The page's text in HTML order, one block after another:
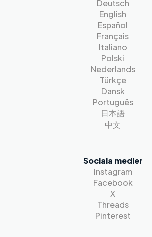
Deutsch
English
Español
Français
Italiano
Polski
Nederlands
Türkçe
Dansk
Português
日本語
中文
Sociala medier
Instagram
Facebook
X
Threads
Pinterest